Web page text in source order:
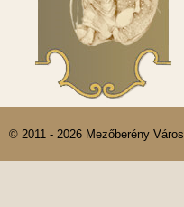
© 2011 - 2026 Mezőberény Város